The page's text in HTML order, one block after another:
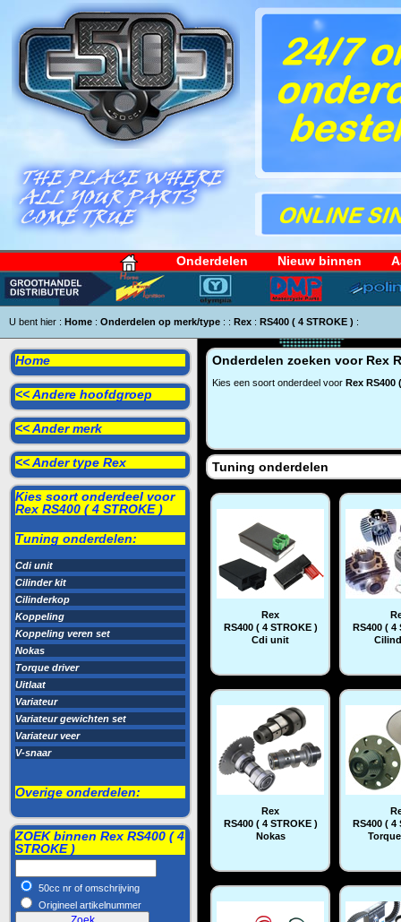
Onderdelen Nieuw binnen
U bent hier : Home : Onderdelen op merk/type : : Rex : RS400 ( 4 STROKE ) :
Home
<< Andere hoofdgroep
<< Ander merk
<< Ander type Rex
Kies soort onderdeel voor
Rex RS400 ( 4 STROKE )
Tuning onderdelen:
Cdi unit
Cilinder kit
Cilinderkop
Koppeling
Koppeling veren set
Nokas
Torque driver
Uitlaat
Variateur
Variateur gewichten set
Variateur veer
V-snaar
Overige onderdelen:
ZOEK binnen Rex RS400 ( 4
STROKE )
50cc nr of omschrijving
Origineel artikelnummer
Onderdelen zoeken voor Rex
Kies een soort onderdeel voor Rex RS400
Tuning onderdelen
Rex
RS400 ( 4 STROKE )
Cdi unit
RS400 ( 4
Rex
RS400 ( 4 STROKE )
Nokas
RS400 ( 4